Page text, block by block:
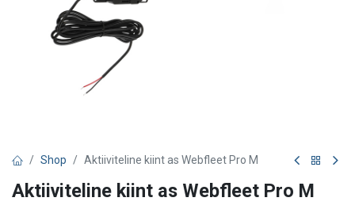
Shop Aktiiviteline kiint as Webfleet Pro M
Aktiiviteline kiint as Webfleet Pro M